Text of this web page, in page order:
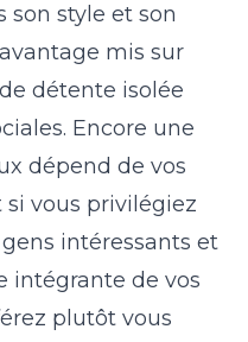
son style et son
mis sur
détente isolée
Encore une
dépend de vos
vous privilégiez
intéressants et
intégrante de vos
plutôt vous